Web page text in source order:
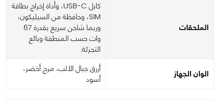
الملحقات
كابل USB-C، وأداة إخراج بطاقة
SIM، وحافظة من السيليكون،
وربما شاحن سريع بقدرة 67
وات حسب المنطقة وبائع
التجزئة.
الوان الجهاز
أزرق جبال الألب، مرج أخضر،
أسود